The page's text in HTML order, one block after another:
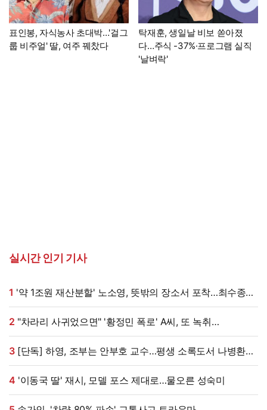
표인봉, 자식농사 초대박…'걸그
룹 비주얼' 딸, 여주 꿰찼다
탁재훈, 생일날 비보 쏟아졌
다…주식 -37%·프로그램 실직
'날벼락'
실시간 인기 기사
1
옆에서 '활짝'
2
풀었다…"아내에 관계 숨겨" 주장 [엑's 이슈]
3[단독] 하영, 조부는 안부호 교수…평생 소록도서 나병환자
치료하며 헌신
4 '이동국 딸' 재시, 모델 포스 제대로…물오른 성숙미